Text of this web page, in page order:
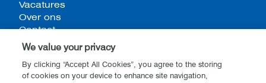
Vacatures
Over ons
Contact
We value your privacy
By clicking “Accept All Cookies”, you agree to the storing
of cookies on your device to enhance site navigation,